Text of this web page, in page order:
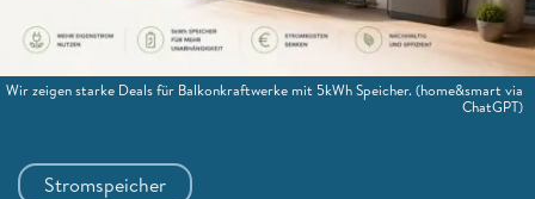
Stromspeicher
Wir zeigen starke Deals für Balkonkraftwerke mit 5kWh Speicher.(home&smart via
ChatGPT)